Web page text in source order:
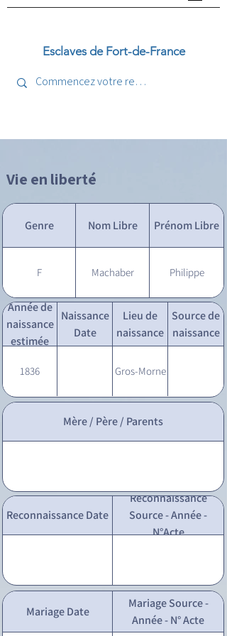
Esclaves de Fort-de-France
Vie en liberté
Genre Nom Libre Prénom Libre
F Machaber Philippe
Année de
naissance
estimée
Naissance
Date
Lieu de
naissance
Source de
naissance
1836 Gros-Morne
Mère / Père / Parents
Reconnaissance Date
Reconnaissance
Source - Année -
N°Acte
Mariage Date
Mariage Source -
Année - N° Acte